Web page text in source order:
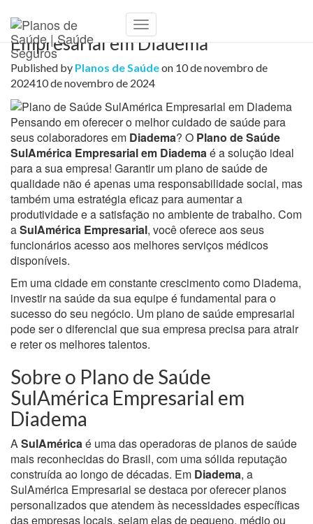
Toggle
Navigation
Plano de Saúde SulAmérica
Empresarial em Diadema
Published by Planos de Saúdeon 10 de novembro de
202410 de novembro de 2024
Pensando em oferecer o melhor cuidado de saúde para
seus colaboradores em Diadema? O Plano de Saúde
SulAmérica Empresarial em Diademaé a solução ideal
para a sua empresa! Garantir um plano de saúde de
qualidade não é apenas uma responsabilidade social, mas
também uma estratégia eficaz para aumentar a
produtividade e a satisfação no ambiente de trabalho. Com
aSulAmérica Empresarial, você oferece aos seus
funcionários acesso aos melhores serviços médicos
disponíveis.
Em uma cidade em constante crescimento como Diadema,
investir na saúde da sua equipe é fundamental para o
sucesso do seu negócio. Um plano de saúde empresarial
pode ser o diferencial que sua empresa precisa para atrair
e reter os melhores talentos.
Sobre o Plano de Saúde
SulAmérica Empresarial em
Diadema
ASulAméricaé uma das operadoras de planos de saúde
mais reconhecidas do Brasil, com uma sólida reputação
construída ao longo de décadas. Em Diadema, a
SulAmérica Empresarial se destaca por oferecer planos
personalizados que atendem às necessidades específicas
das empresas locais, sejam elas de pequeno, médio ou